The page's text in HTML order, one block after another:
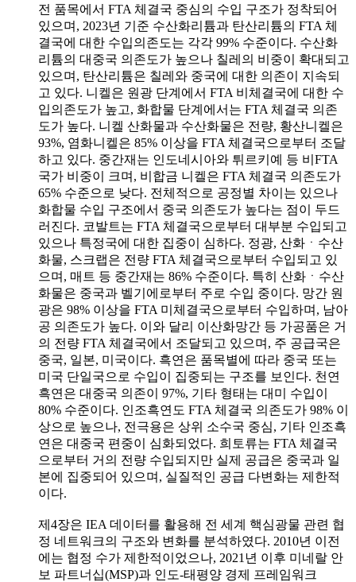
전 품목에서 FTA 체결국 중심의 수입 구조가 정착되어
있으며, 2023년 기준 수산화리튬과 탄산리튬의 FTA 체
결국에 대한 수입의존도는 각각 99% 수준이다. 수산화
리튬의 대중국 의존도가 높으나 칠레의 비중이 확대되고
있으며, 탄산리튬은 칠레와 중국에 대한 의존이 지속되
고 있다. 니켈은 원광 단계에서 FTA 비체결국에 대한 수
입의존도가 높고, 화합물 단계에서는 FTA 체결국 의존
도가 높다. 니켈 산화물과 수산화물은 전량, 황산니켈은
93%, 염화니켈은 85% 이상을 FTA 체결국으로부터 조달
하고 있다. 중간재는 인도네시아와 튀르키예 등 비FTA
국가 비중이 크며, 비합금 니켈은 FTA 체결국 의존도가
65% 수준으로 낮다. 전체적으로 공정별 차이는 있으나
화합물 수입 구조에서 중국 의존도가 높다는 점이 두드
러진다. 코발트는 FTA 체결국으로부터 대부분 수입되고
있으나 특정국에 대한 집중이 심하다. 정광, 산화ㆍ수산
화물, 스크랩은 전량 FTA 체결국으로부터 수입되고 있
으며, 매트 등 중간재는 86% 수준이다. 특히 산화ㆍ수산
화물은 중국과 벨기에로부터 주로 수입 중이다. 망간 원
광은 98% 이상을 FTA 미체결국으로부터 수입하며, 남아
공 의존도가 높다. 이와 달리 이산화망간 등 가공품은 거
의 전량 FTA 체결국에서 조달되고 있으며, 주 공급국은
중국, 일본, 미국이다. 흑연은 품목별에 따라 중국 또는
미국 단일국으로 수입이 집중되는 구조를 보인다. 천연
흑연은 대중국 의존이 97%, 기타 형태는 대미 수입이
80% 수준이다. 인조흑연도 FTA 체결국 의존도가 98% 이
상으로 높으나, 전극용은 상위 소수국 중심, 기타 인조흑
연은 대중국 편중이 심화되었다. 희토류는 FTA 체결국
으로부터 거의 전량 수입되지만 실제 공급은 중국과 일
본에 집중되어 있으며, 실질적인 공급 다변화는 제한적
이다.
제4장은 IEA 데이터를 활용해 전 세계 핵심광물 관련 협
정 네트워크의 구조와 변화를 분석하였다. 2010년 이전
에는 협정 수가 제한적이었으나, 2021년 이후 미네랄 안
보 파트너십(MSP)과 인도-태평양 경제 프레임워크